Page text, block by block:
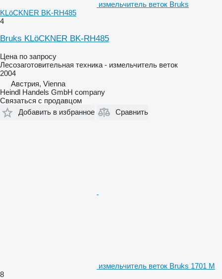
измельчитель веток Bruks
KLöCKNER BK-RH485
4
Bruks KLöCKNER BK-RH485
Цена по запросу
Лесозаготовительная техника - измельчитель веток
2004
Австрия, Vienna
Heindl Handels GmbH company
Связаться с продавцом
Добавить в избранное
Сравнить
измельчитель веток Bruks 1701 M
8